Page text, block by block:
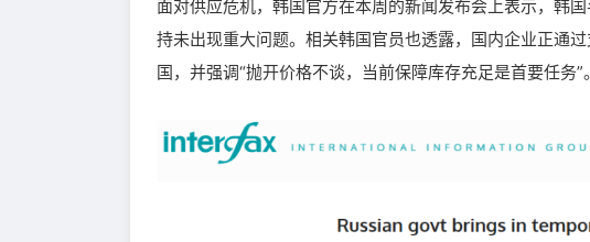
面对供应危机，韩国官方在本周的新闻发布会上表示，韩
持未出现重大问题。相关韩国官员也透露，国内企业正通
国，并强调“抛开价格不谈，当前保障库存充足是首要任务”。